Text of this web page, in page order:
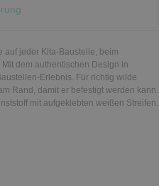
auf jeder Kita-Baustelle, beim
dem authentischen Design in
Erlebnis. Für richtig wilde
Rand, damit er befestigt werden kann.
mit aufgeklebten weißen Streifen.